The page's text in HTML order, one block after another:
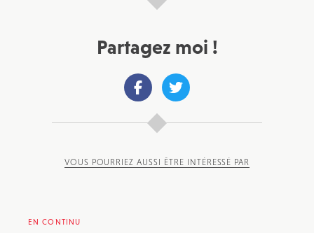
Partagez moi !
VOUS POURRIEZ AUSSI ÊTRE INTÉRESSÉ PAR
EN CONTINU